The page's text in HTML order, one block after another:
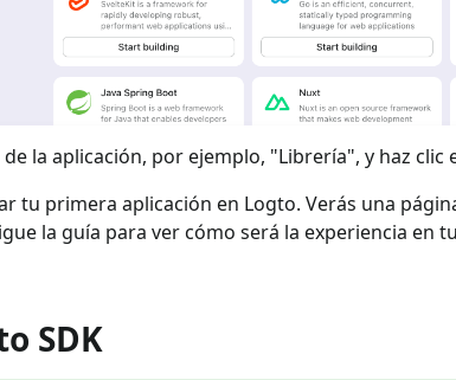
la aplicación, por ejemplo, "Librería", y haz clic
tu primera aplicación en Logto. Verás una
la guía para ver cómo será la experiencia en
SDK